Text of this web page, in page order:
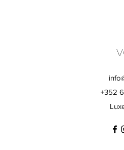
+352